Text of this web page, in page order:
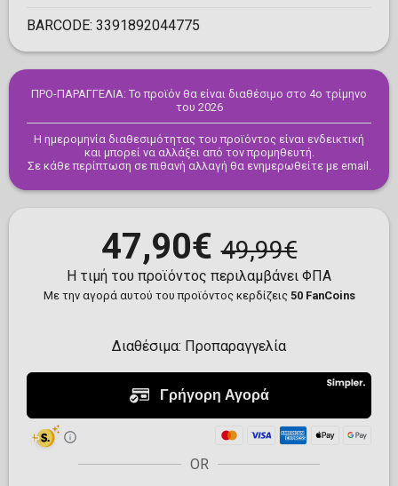
BARCODE: 3391892044775
ΠΡΟ-ΠΑΡΑΓΓΕΛΙΑ: Το προϊόν θα είναι διαθέσιμο στο 4ο τρίμηνο
του 2026
Η ημερομηνία διαθεσιμότητας του προϊόντος είναι ενδεικτική
και μπορεί να αλλάξει από τον προμηθευτή.
Σε κάθε περίπτωση σε πιθανή αλλαγή θα ενημερωθείτε με email.
47,90€ 49,99€
Η τιμή του προϊόντος περιλαμβάνει ΦΠΑ
Με την αγορά αυτού του προϊόντος κερδίζεις 50 FanCoins
Διαθέσιμα: Προπαραγγελία
OR